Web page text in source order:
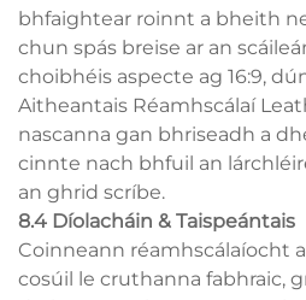
bhfaightear roinnt a bheith
chun spás breise ar an
choibhéis aspecte ag 16:9,
Aitheantais Réamhscálaí
nascanna gan bhriseadh a
cinnte nach bhfuil an
an ghrid scríbe.
8.4 Díolacháin & Taispeántais
Coinneann réamhscálaíocht
cosúil le cruthanna fabhraic,